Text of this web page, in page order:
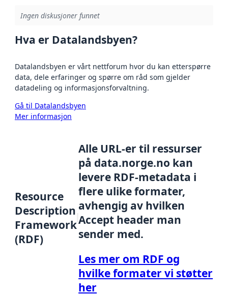
Ingen diskusjoner funnet
Hva er Datalandsbyen?
Datalandsbyen er vårt nettforum hvor du kan etterspørre
data, dele erfaringer og spørre om råd som gjelder
datadeling og informasjonsforvaltning.
Gå til Datalandsbyen
Mer informasjon
Resource
Description
Framework
(RDF)
Alle URL-er til ressurser
på data.norge.no kan
levere RDF-metadata i
flere ulike formater,
avhengig av hvilken
Accept header man
sender med.
Les mer om RDF og
hvilke formater vi støtter
her